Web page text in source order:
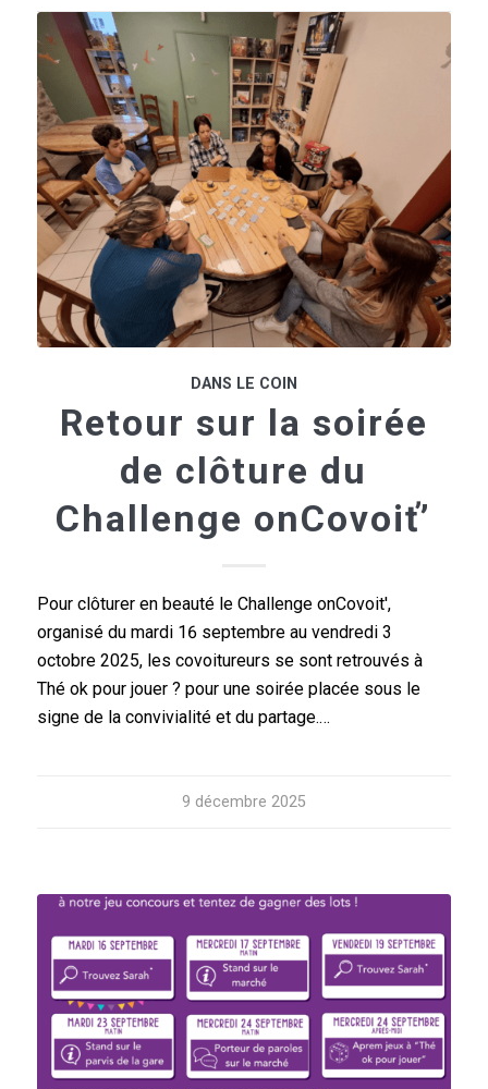
DANS LE COIN
Retour sur la soirée
de clôture du
Challenge onCovoiť’
Pour clôturer en beauté le Challenge onCovoit',
organisé du mardi 16 septembre au vendredi 3
octobre 2025, les covoitureurs se sont retrouvés à
Thé ok pour jouer ? pour une soirée placée sous le
signe de la convivialité et du partage.…
9 décembre 2025